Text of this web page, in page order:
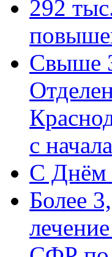
292
Свыше
с
C Днём
Более